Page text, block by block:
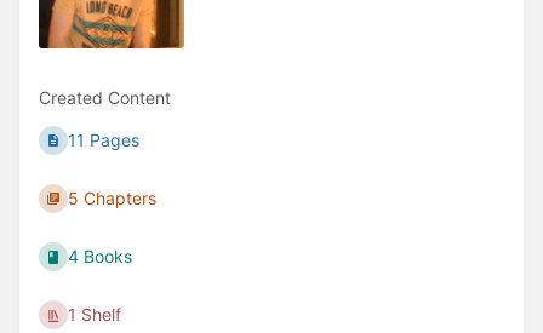
Created Content
11 Pages
5 Chapters
4 Books
1 Shelf